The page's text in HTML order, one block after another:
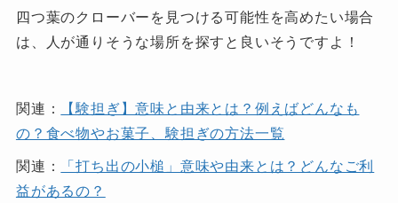
四つ葉のクローバーを見つける可能性を高めたい場合
は、人が通りそうな場所を探すと良いそうですよ！
関連：
【験担ぎ】意味と由来とは？例えばどんなも
の？食べ物やお菓子、験担ぎの方法一覧
関連：
「打ち出の小槌」意味や由来とは？どんなご利
益があるの？